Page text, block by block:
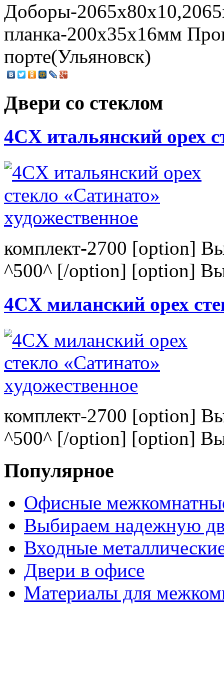
Доборы-
планка-200х35х16мм
порте(Ульяновск)
Двери со стеклом
4CХ итальянский орех
комплект-2700 [option]
^500^ [/option] [option]
4CХ миланский орех
комплект-2700 [option]
^500^ [/option] [option]
Популярное
Офисные
Выбираем надежную
Входные
Двери в офисе
Материалы для